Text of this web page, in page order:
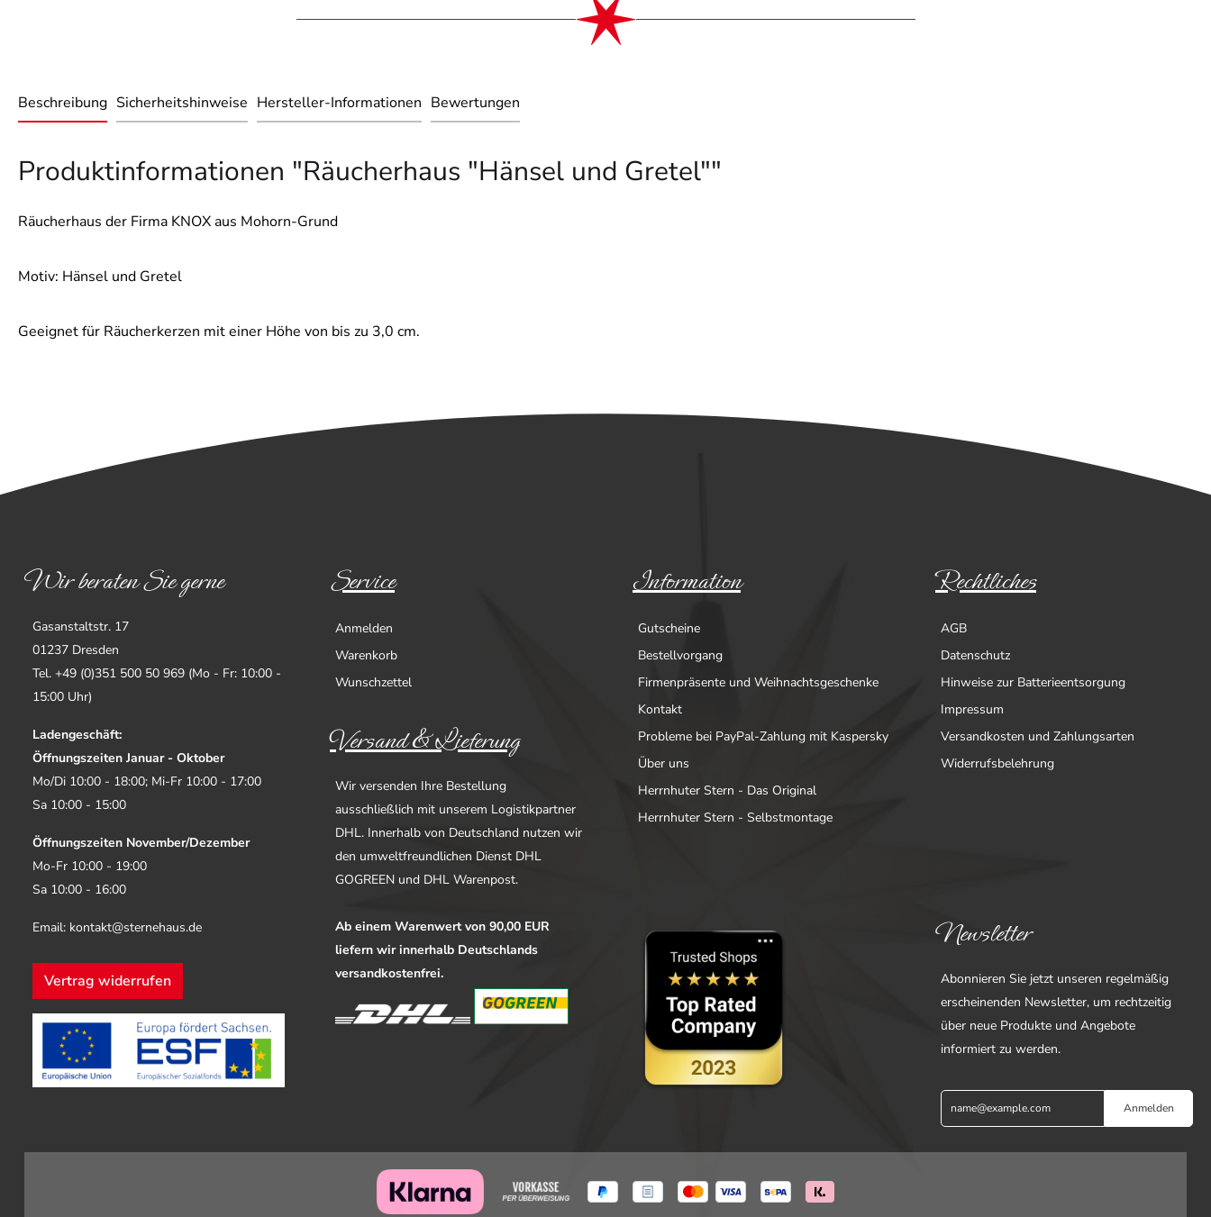
Beschreibung Sicherheitshinweise Hersteller-Informationen Bewertungen
Produktinformationen "Räucherhaus "Hänsel und Gretel""
Räucherhaus der Firma KNOX aus Mohorn-Grund
Motiv: Hänsel und Gretel
Geeignet für Räucherkerzen mit einer Höhe von bis zu 3,0 cm.
Wir beraten Sie gerne
Gasanstaltstr. 17
01237 Dresden
Tel. +49 (0)351 500 50 969 (Mo - Fr: 10:00 -
15:00 Uhr)
Ladengeschäft:
Öffnungszeiten Januar - Oktober
Mo/Di 10:00 - 18:00; Mi-Fr 10:00 - 17:00
Sa 10:00 - 15:00
Öffnungszeiten November/Dezember
Mo-Fr 10:00 - 19:00
Sa 10:00 - 16:00
Email: kontakt@sternehaus.de
Vertrag widerrufen
Service
Anmelden
Warenkorb
Wunschzettel
Information
Gutscheine
Bestellvorgang
Firmenpräsente und Weihnachtsgeschenke
Kontakt
Probleme bei PayPal-Zahlung mit Kaspersky
Über uns
Herrnhuter Stern - Das Original
Herrnhuter Stern - Selbstmontage
Rechtliches
AGB
Datenschutz
Hinweise zur Batterieentsorgung
Impressum
Versandkosten und Zahlungsarten
Widerrufsbelehrung
Versand & Lieferung
Wir versenden Ihre Bestellung
ausschließlich mit unserem Logistikpartner
DHL. Innerhalb von Deutschland nutzen wir
den umweltfreundlichen Dienst DHL
GOGREEN und DHL Warenpost.
Ab einem Warenwert von 90,00 EUR
liefern wir innerhalb Deutschlands
versandkostenfrei.
Newsletter
Abonnieren Sie jetzt unseren regelmäßig
erscheinenden Newsletter, um rechtzeitig
über neue Produkte und Angebote
informiert zu werden.
Anmelden